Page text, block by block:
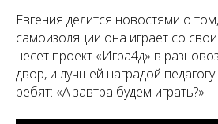
Евгения делится новостями о
самоизоляции она играет со
несет проект «Игра4д» в
двор, и лучшей наградой
ребят: «А завтра будем играть?»